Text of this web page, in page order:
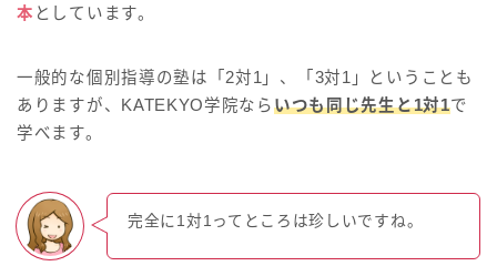
本 としています。
一般的な個別指導の塾は「2対1」、「3対1」ということも
ありますが、KATEKYO学院ならいつも同じ先生と1対1で
学べます。
完全に1対1ってところは珍しいですね。